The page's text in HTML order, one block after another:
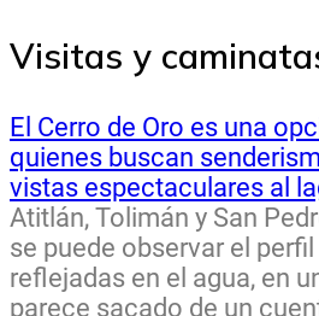
Visitas y
El Cerro de Oro es una
quienes buscan
vistas espectaculares al
Atitlán, Tolimán y San
se puede observar el
reflejadas en el agua, en
parece sacado de un